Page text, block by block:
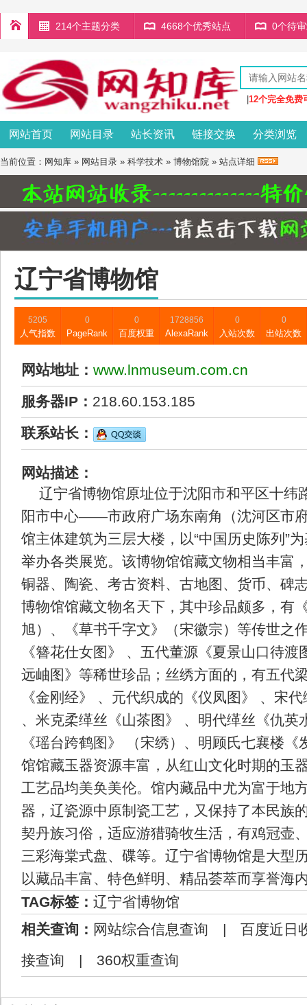
214个主题分类 4668个优秀站点 0个待
12个完全免费
网站首页 网站目录 站长资讯 链接交换 分类浏览
当前位置： 网知库 » 网站目录 » 科学技术 » 博物馆院 » 站点详细
辽宁省博物馆
5205
人气指数
0
PageRank
0
百度权重
1728856
AlexaRank
0
入站次数
0
出站次数
网站地址： www.lnmuseum.com.cn
服务器IP： 218.60.153.185
联系站长：
网站描述：
辽宁省博物馆原址位于沈阳市和平区十纬
阳市中心——市政府广场东南角（沈河区市
馆主体建筑为三层大楼，以“中国历史陈列”
举办各类展览。该博物馆馆藏文物相当丰富
铜器、陶瓷、考古资料、古地图、货币、碑
博物馆馆藏文物名天下，其中珍品颇多，有
旭）、《草书千字文》（宋徽宗）等传世之
《簪花仕女图》 、五代董源《夏景山口待
远岫图》等稀世珍品；丝绣方面的，有五代
《金刚经》 、元代织成的《仪凤图》 、宋
、米克柔缂丝《山茶图》 、明代缂丝《仇英
《瑶台跨鹤图》 （宋绣）、明顾氏七襄楼
馆馆藏玉器资源丰富，从红山文化时期的玉
工艺品均美奂美伦。馆内藏品中尤为富于地
器，辽瓷源中原制瓷工艺，又保持了本民族
契丹族习俗，适应游猎骑牧生活，有鸡冠壶
三彩海棠式盘、碟等。辽宁省博物馆是大型
以藏品丰富、特色鲜明、精品荟萃而享誉海
TAG标签： 辽宁省博物馆
相关查询： 网站综合信息查询 | 百度近日
接查询 | 360权重查询